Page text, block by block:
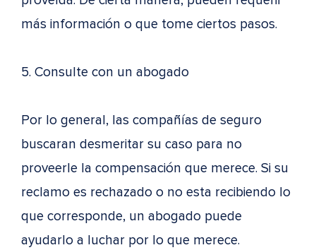
más información o que tome ciertos pasos.
5. Consulte con un abogado
Por lo general, las compañías de seguro
buscaran desmeritar su caso para no
proveerle la compensación que merece. Si su
reclamo es rechazado o no esta recibiendo lo
que corresponde, un abogado puede
ayudarlo a luchar por lo que merece.